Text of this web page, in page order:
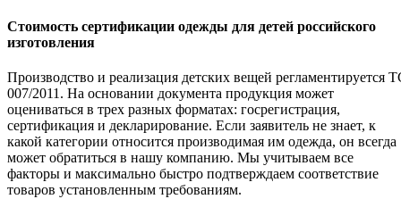
Стоимость сертификации одежды для детей российского
изготовления
Производство и реализация детских вещей регламентируется
007/2011. На основании документа продукция может
оцениваться в трех разных форматах: госрегистрация,
сертификация и декларирование. Если заявитель не знает, к
какой категории относится производимая им одежда, он всегда
может обратиться в нашу компанию. Мы учитываем все
факторы и максимально быстро подтверждаем соответствие
товаров установленным требованиям.